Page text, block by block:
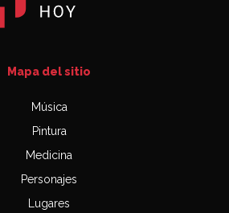
Mapa del sitio
Música
Pintura
Medicina
Personajes
Lugares